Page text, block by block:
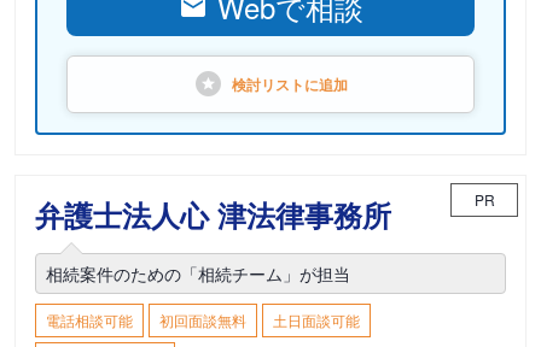
検討リストに追加
弁護士法人心 津法律事務所 PR
相続案件のための「相続チーム」が担当
電話相談可能 初回面談無料
土日面談可能